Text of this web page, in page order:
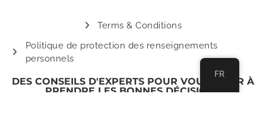
Terms & Conditions
Politique de protection des renseignements
personnels
DES CONSEILS D'EXPERTS POUR VOUS AIDER À
PRENDRE LES BONNES DÉCISIONS
FR